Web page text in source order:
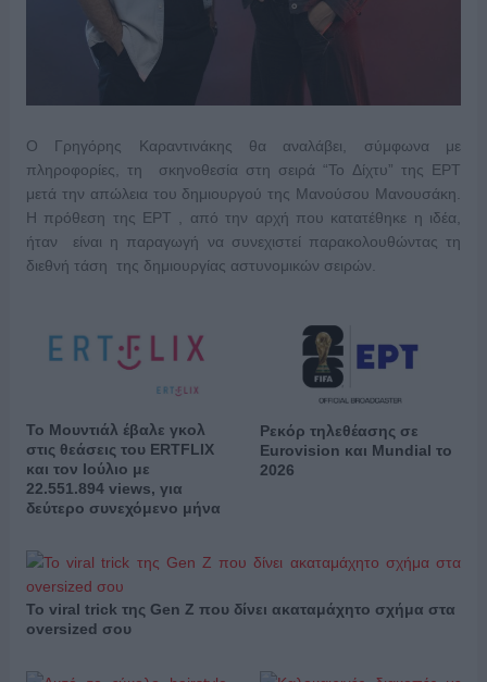
Ο Γρηγόρης Καραντινάκης θα αναλάβει, σύμφωνα με
πληροφορίες, τη σκηνοθεσία στη σειρά “Το Δίχτυ” της ΕΡΤ
μετά την απώλεια του δημιουργού της Μανούσου Μανουσάκη.
Η πρόθεση της ΕΡΤ , από την αρχή που κατατέθηκε η ιδέα,
ήταν είναι η παραγωγή να συνεχιστεί παρακολουθώντας τη
διεθνή τάση της δημιουργίας αστυνομικών σειρών.
Το Μουντιάλ έβαλε γκολ
στις θεάσεις του ERTFLIX
και τον Ιούλιο με
22.551.894 views, για
δεύτερο συνεχόμενο μήνα
Ρεκόρ τηλεθέασης σε
Eurovision και Mundial το
2026
Το viral trick της Gen Z που δίνει ακαταμάχητο σχήμα στα
oversized σου